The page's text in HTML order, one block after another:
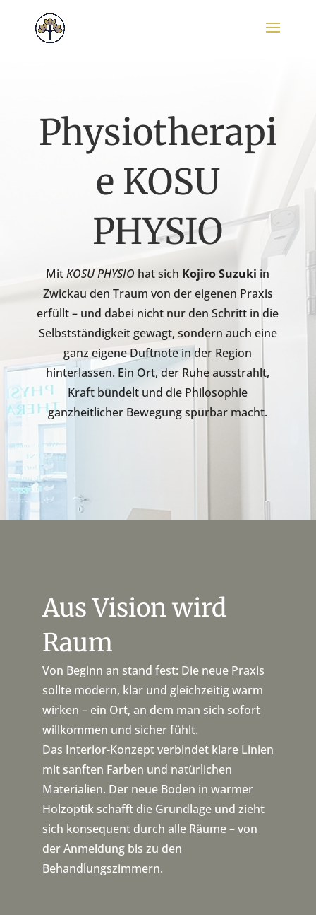
Physiotherapi
e KOSU
PHYSIO
MitKOSU PHYSIO hat sich Kojiro Suzuki in
Zwickau den Traum von der eigenen Praxis
erfüllt – und dabei nicht nur den Schritt in die
Selbstständigkeit gewagt, sondern auch eine
ganz eigene Duftnote in der Region
hinterlassen. Ein Ort, der Ruhe ausstrahlt,
Kraft bündelt und die Philosophie
ganzheitlicher Bewegung spürbar macht.
Aus Vision wird
Raum
Von Beginn an stand fest: Die neue Praxis
sollte modern, klar und gleichzeitig warm
wirken – ein Ort, an dem man sich sofort
willkommen und sicher fühlt.
Das Interior-Konzept verbindet klare Linien
mit sanften Farben und natürlichen
Materialien. Der neue Boden in warmer
Holzoptik schafft die Grundlage und zieht
sich konsequent durch alle Räume – von
der Anmeldung bis zu den
Behandlungszimmern.